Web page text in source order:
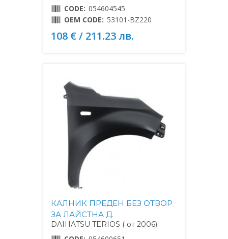
CODE: 054604545
OEM CODE: 53101-BZ220
108 € / 211.23 лв.
КАЛНИК ПРЕДЕН БЕЗ ОТВОР
ЗА ЛАЙСТНА Д.
DAIHATSU TERIOS ( от 2006)